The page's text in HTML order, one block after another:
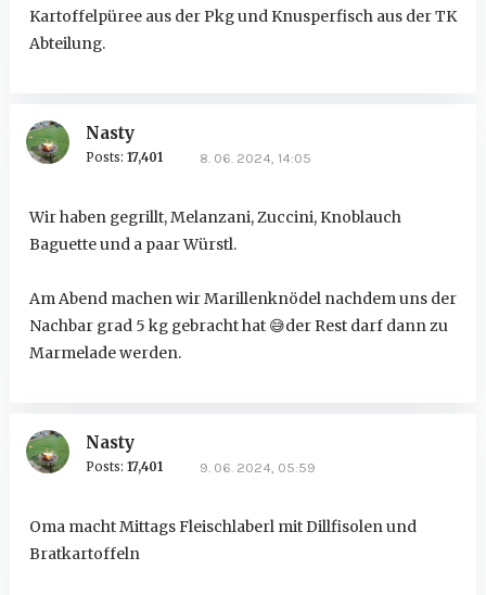
Kartoffelpüree aus der Pkg und Knusperfisch aus der TK
Abteilung.
Nasty
Posts: 17,401 8. 06. 2024, 14:05
Wir haben gegrillt, Melanzani, Zuccini, Knoblauch
Baguette und a paar Würstl.
Am Abend machen wir Marillenknödel nachdem uns der
Nachbar grad 5 kg gebracht hat 😅der Rest darf dann zu
Marmelade werden.
Nasty
Posts: 17,401 9. 06. 2024, 05:59
Oma macht Mittags Fleischlaberl mit Dillfisolen und
Bratkartoffeln